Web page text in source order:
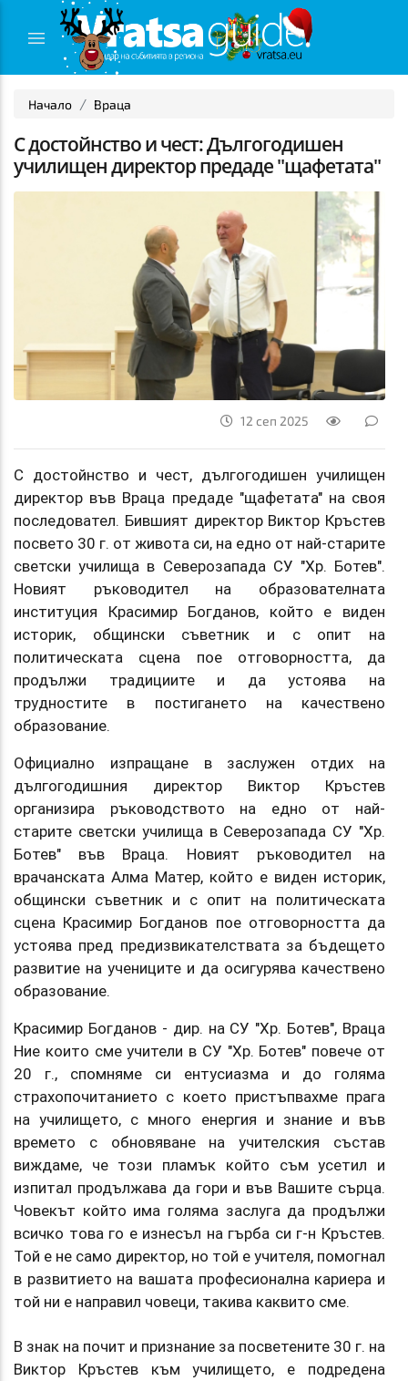
Начало Враца
С достойнство и чест: Дългогодишен
училищен директор предаде "щафетата"
12 сеп 2025
С достойнство и чест, дългогодишен училищен
директор във Враца предаде "щафетата" на своя
последовател. Бившият директор Виктор Кръстев
посвето 30 г. от живота си, на едно от най-старите
светски училища в Северозапада СУ "Хр. Ботев".
Новият ръководител на образователната
институция Красимир Богданов, който е виден
историк, общински съветник и с опит на
политическата сцена пое отговорността, да
продължи традициите и да устоява на
трудностите в постигането на качествено
образование.
Официално изпращане в заслужен отдих на
дългогодишния директор Виктор Кръстев
организира ръководството на едно от най-
старите светски училища в Северозапада СУ "Хр.
Ботев" във Враца. Новият ръководител на
врачанската Алма Матер, който е виден историк,
общински съветник и с опит на политическата
сцена Красимир Богданов пое отговорността да
устоява пред предизвикателствата за бъдещето
развитие на учениците и да осигурява качествено
образование.
Красимир Богданов - дир. на СУ "Хр. Ботев", Враца
Ние които сме учители в СУ "Хр. Ботев" повече от
20 г., спомняме си ентусиазма и до голяма
страхопочитанието с което пристъпвахме прага
на училището, с много енергия и знание и във
времето с обновяване на учителския състав
виждаме, че този пламък който съм усетил и
изпитал продължава да гори и във Вашите сърца.
Човекът който има голяма заслуга да продължи
всичко това го е изнесъл на гърба си г-н Кръстев.
Той е не само директор, но той е учителя, помогнал
в развитието на вашата професионална кариера и
той ни е направил човеци, такива каквито сме.
В знак на почит и признание за посветените 30 г. на
Виктор Кръстев към училището, е подредена